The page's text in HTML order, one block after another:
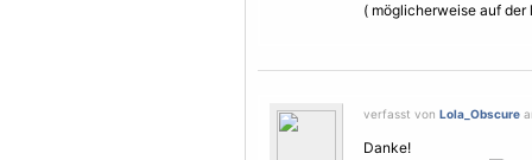
( möglicherweise auf der
verfasst von Lola_Obscure
Danke!